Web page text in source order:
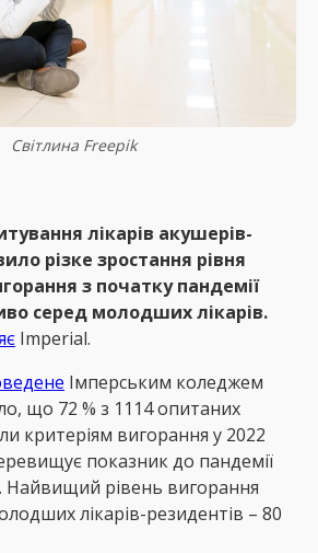
Світлина Freeрik
лікарів акушерів-
різке зростання рівня
з початку пандемії
серед молодших лікарів.
Іmperial.
Імперським коледжем
що 72 % з 1114 опитаних
критеріям вигорання у 2022
показник до пандемії
Найвищий рівень вигорання
лікарів-резидентів – 80